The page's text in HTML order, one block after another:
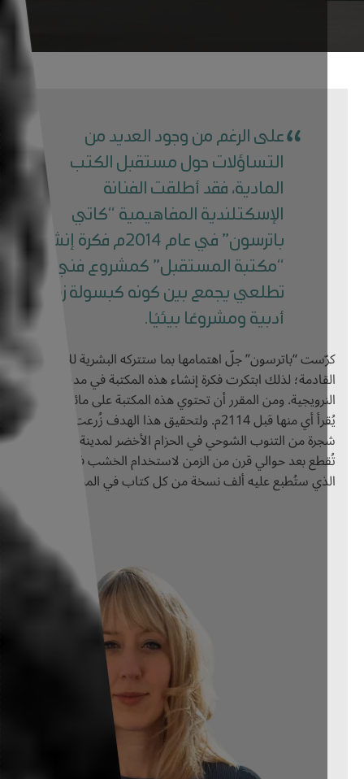
على الرغم من وجود العديد من
التساؤلات حول مستقبل الكتب
المادية، فقد أطلقت الفنانة
الإسكتلندية المفاهيمية “كاتي
باترسون” في عام 2014م فكرة إنشاء
“مكتبة المستقبل” كمشروع فني
تطلعي يجمع بين كونه كبسولة زمنية
أدبية ومشروعًا بيئيًا.
“باترسون” جلّ اهتمامها بما ستتركه البشرية للأجيال
لذلك ابتكرت فكرة إنشاء هذه المكتبة في مدينة أوسلو
ومن المقرر أن تحتوي هذه المكتبة على مائة كتاب على ألا
يُقرأ أي منها قبل 2114م. ولتحقيق هذا الهدف زُرعت غابة من ألف
من التنوب الشوحي في الحزام الأخضر لمدينة أوسلو، على أن
بعد حوالي قرن من الزمن لاستخدام الخشب في صناعة الورق
ستُطبع عليه ألف نسخة من كل كتاب في المجموعة المكتبية.